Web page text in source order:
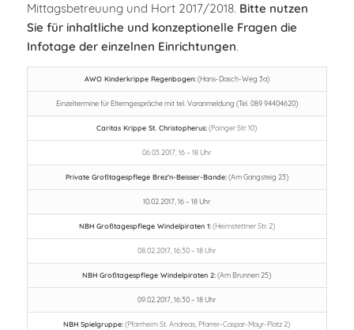
Mittagsbetreuung und Hort 2017/2018. Bitte nutzen
Sie für inhaltliche und konzeptionelle Fragen die
Infotage der einzelnen Einrichtungen.
AWO Kinderkrippe Regenbogen:(Hans-Dasch-Weg 3a)
Einzeltermine für Elterngespräche mit tel. Voranmeldung (Tel. 089 94404620)
Caritas Krippe St. Christopherus:(Poinger Str. 10)
06.03.2017, 16 – 18 Uhr
Private Großtagespflege Brez’n-Beisser-Bande:(Am Gangsteig 23)
10.02.2017, 16 – 18 Uhr
NBH Großtagespflege Windelpiraten 1:(Heimstettner Str. 2)
08.02.2017, 16:30 – 18 Uhr
NBH Großtagespflege Windelpiraten 2:(Am Brunnen 25)
09.02.2017, 16:30 – 18 Uhr
NBH Spielgruppe:(Pfarrheim St. Andreas, Pfarrer-Caspar-Mayr-Platz 2)